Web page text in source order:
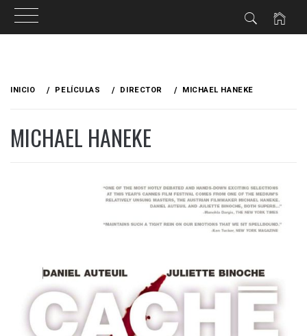
INICIO PELÍCULAS DIRECTOR MICHAEL HANEKE
MICHAEL HANEKE